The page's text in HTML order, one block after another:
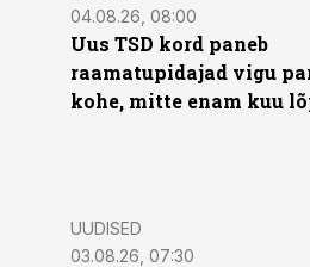
04.08.26, 08:00
Uus TSD kord paneb
raamatupidajad vigu
kohe, mitte enam kuu
UUDISED
03.08.26, 07:30